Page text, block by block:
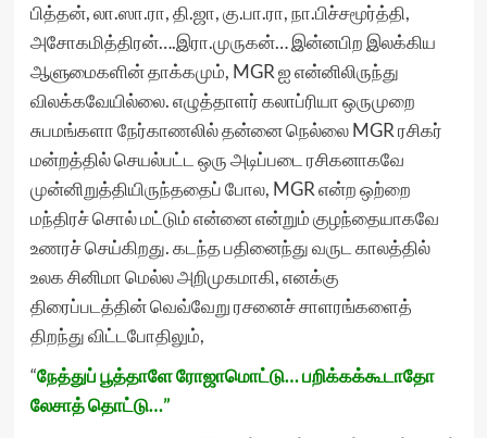
பித்தன், லா.ஸா.ரா, தி.ஜா, கு.பா.ரா, நா.பிச்சமூர்த்தி,
அசோகமித்திரன்….இரா.முருகன்… இன்னபிற இலக்கிய
ஆளுமைகளின் தாக்கமும், MGR ஐ என்னிலிருந்து
விலக்கவேயில்லை. எழுத்தாளர் கலாப்ரியா ஒருமுறை
சுபமங்களா நேர்காணலில் தன்னை நெல்லை MGR ரசிகர்
மன்றத்தில் செயல்பட்ட ஒரு அடிப்படை ரசிகனாகவே
முன்னிறுத்தியிருந்ததைப் போல, MGR என்ற ஒற்றை
மந்திரச் சொல் மட்டும் என்னை என்றும் குழந்தையாகவே
உணரச் செய்கிறது. கடந்த பதினைந்து வருட காலத்தில்
உலக சினிமா மெல்ல அறிமுகமாகி, எனக்கு
திரைப்படத்தின் வெவ்வேறு ரசனைச் சாளரங்களைத்
திறந்து விட்டபோதிலும்,
“நேத்துப் பூத்தாளே ரோஜாமொட்டு… பறிக்கக்கூடாதோ
லேசாத் தொட்டு…”